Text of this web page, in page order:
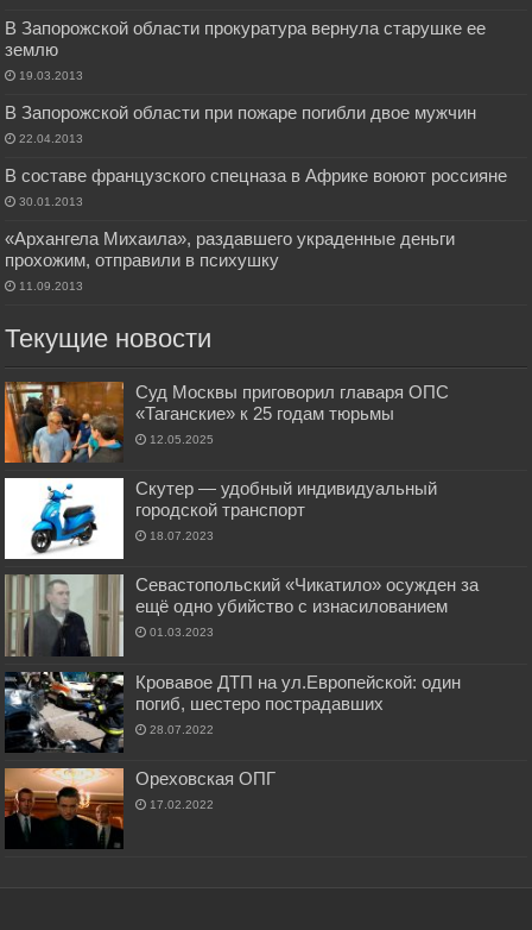
В Запорожской области прокуратура вернула старушке ее
землю
19.03.2013
В Запорожской области при пожаре погибли двое мужчин
22.04.2013
В составе французского спецназа в Африке воюют россияне
30.01.2013
«Архангела Михаила», раздавшего украденные деньги
прохожим, отправили в психушку
11.09.2013
Текущие новости
Суд Москвы приговорил главаря ОПС
«Таганские» к 25 годам тюрьмы
12.05.2025
Скутер — удобный индивидуальный
городской транспорт
18.07.2023
Севастопольский «Чикатило» осужден за
ещё одно убийство с изнасилованием
01.03.2023
Кровавое ДТП на ул.Европейской: один
погиб, шестеро пострадавших
28.07.2022
Ореховская ОПГ
17.02.2022